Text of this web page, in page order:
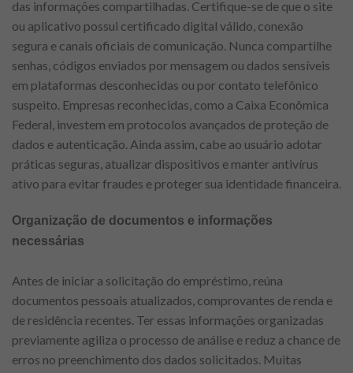
das informações compartilhadas. Certifique-se de que o site
ou aplicativo possui certificado digital válido, conexão
segura e canais oficiais de comunicação. Nunca compartilhe
senhas, códigos enviados por mensagem ou dados sensíveis
em plataformas desconhecidas ou por contato telefônico
suspeito. Empresas reconhecidas, como a Caixa Econômica
Federal, investem em protocolos avançados de proteção de
dados e autenticação. Ainda assim, cabe ao usuário adotar
práticas seguras, atualizar dispositivos e manter antivírus
ativo para evitar fraudes e proteger sua identidade financeira.
Organização de documentos e informações
necessárias
Antes de iniciar a solicitação do empréstimo, reúna
documentos pessoais atualizados, comprovantes de renda e
de residência recentes. Ter essas informações organizadas
previamente agiliza o processo de análise e reduz a chance de
erros no preenchimento dos dados solicitados. Muitas